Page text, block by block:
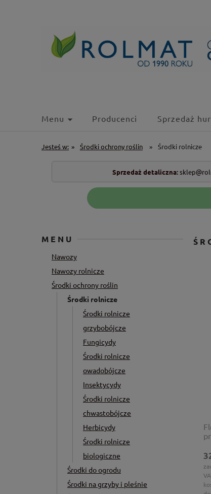
Menu Producenci Sprzedaż
Jesteś w: » Środki ochrony roślin » Środki rolnicze
Sprzedaż detaliczna:
MENU
Nawozy
Nawozy rolnicze
Środki ochrony roślin
Środki rolnicze
Środki rolnicze
grzybobójcze
Fungicydy
Środki rolnicze
owadobójcze
Insektycydy
Środki rolnicze
chwastobójcze
Herbicydy
Środki rolnicze
biologiczne
Środki do ogrodu
Środki na grzyby i pleśnie